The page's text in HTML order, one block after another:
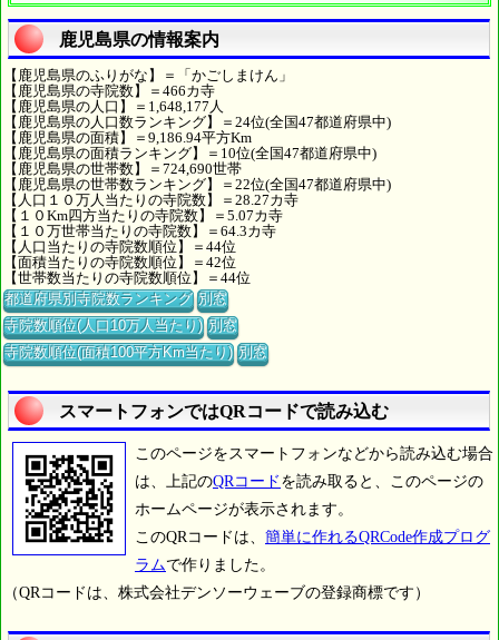
鹿児島県の情報案内
【鹿児島県のふりがな】＝「かごしまけん」
【鹿児島県の寺院数】＝466カ寺
【鹿児島県の人口】＝1,648,177人
【鹿児島県の人口数ランキング】＝24位(全国47都道府県中)
【鹿児島県の面積】＝9,186.94平方Km
【鹿児島県の面積ランキング】＝10位(全国47都道府県中)
【鹿児島県の世帯数】＝724,690世帯
【鹿児島県の世帯数ランキング】＝22位(全国47都道府県中)
【人口１０万人当たりの寺院数】＝28.27カ寺
【１０Km四方当たりの寺院数】＝5.07カ寺
【１０万世帯当たりの寺院数】＝64.3カ寺
【人口当たりの寺院数順位】＝44位
【面積当たりの寺院数順位】＝42位
【世帯数当たりの寺院数順位】＝44位
都道府県別寺院数ランキング 別窓
寺院数順位(人口10万人当たり) 別窓
寺院数順位(面積100平方Km当たり) 別窓
スマートフォンではQRコードで読み込む
このページをスマートフォンなどから読み込む場合
は、上記のQRコード を読み取ると、このページの
ホームページが表示されます。
このQRコードは、 簡単に作れるQRCode作成プログ
ラムで作りました。
（QRコードは、株式会社デンソーウェーブの登録商標です）